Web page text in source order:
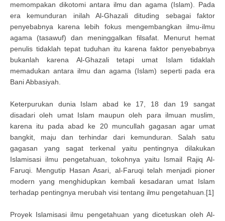
memompakan dikotomi antara ilmu dan agama (Islam). Pada
era kemunduran inilah Al-Ghazali dituding sebagai faktor
penyebabnya karena lebih fokus mengembangkan ilmu-ilmu
agama (tasawuf) dan meninggalkan filsafat. Menurut hemat
penulis tidaklah tepat tuduhan itu karena faktor penyebabnya
bukanlah karena Al-Ghazali tetapi umat Islam tidaklah
memadukan antara ilmu dan agama (Islam) seperti pada era
Bani Abbasiyah.
Keterpurukan dunia Islam abad ke 17, 18 dan 19 sangat
disadari oleh umat Islam maupun oleh para ilmuan muslim,
karena itu pada abad ke 20 muncullah gagasan agar umat
bangkit, maju dan terhindar dari kemunduran. Salah satu
gagasan yang sagat terkenal yaitu pentingnya dilakukan
Islamisasi ilmu pengetahuan, tokohnya yaitu Ismail Rajiq Al-
Faruqi. Mengutip Hasan Asari, al-Faruqi telah menjadi pioner
modern yang menghidupkan kembali kesadaran umat Islam
terhadap pentingnya merubah visi tentang ilmu pengetahuan.[1]
Proyek Islamisasi ilmu pengetahuan yang dicetuskan oleh Al-